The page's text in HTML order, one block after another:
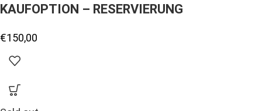
KAUFOPTION – RESERVIERUNG
€150,00